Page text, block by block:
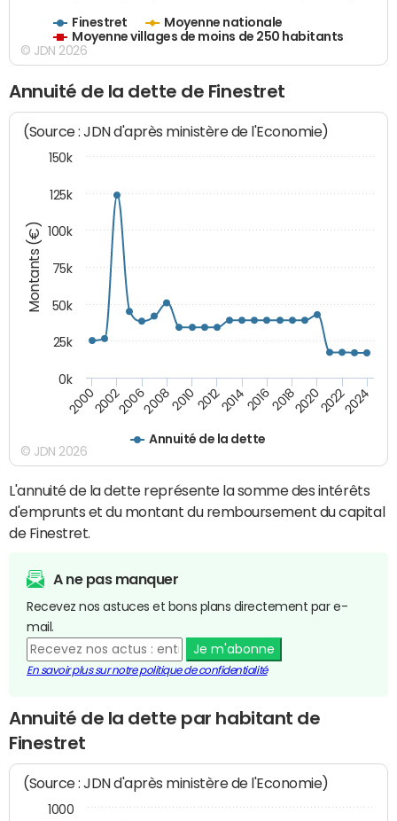
Finestret
Moyenne nationale
Moyenne villages de moins de 250 habitants
© JDN 2026
Annuité de la dette de Finestret
Montants (€)
(Source : JDN d'après ministère de l'Economie)
Annuité de la dette
200020022006200820102012201420162018202020222024
0k
25k
50k
75k
100k
125k
150k
© JDN 2026
L'annuité de la dette représente la somme des intérêts
d'emprunts et du montant du remboursement du capital
de Finestret.
A ne pas manquer
Recevez nos astuces et bons plans directement par e-
mail.
Je m'abonne
En savoir plus sur notre politique de confidentialité
Annuité de la dette par habitant de
Finestret
(Source : JDN d'après ministère de l'Economie)
1000